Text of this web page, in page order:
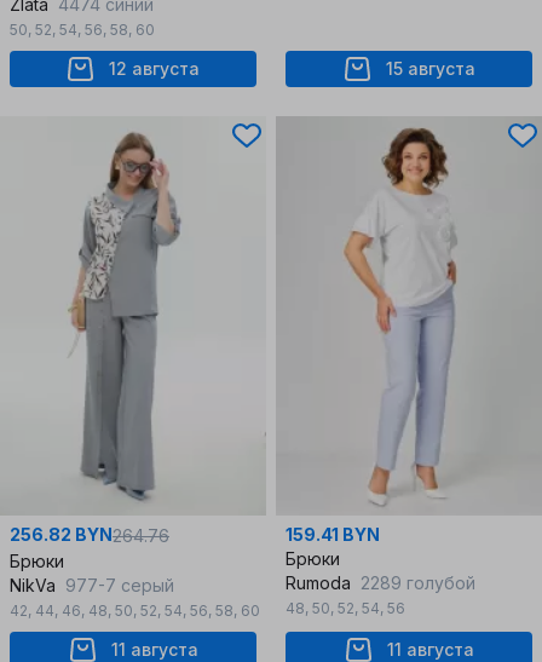
Zlata 4474 синий
50, 52, 54, 56, 58, 60
12 августа 15 августа
256.82 BYN264.76
Брюки
NikVa 977-7 серый
42, 44, 46, 48, 50, 52, 54, 56, 58, 60
11 августа
159.41 BYN
Брюки
Rumoda 2289 голубой
48, 50, 52, 54, 56
11 августа